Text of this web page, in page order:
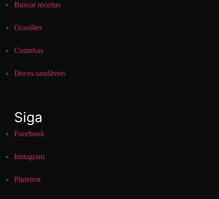
Buscar receitas
Ocasiões
Cozinhas
Doces saudáveis
Siga
Facebook
Instagram
Pinterest